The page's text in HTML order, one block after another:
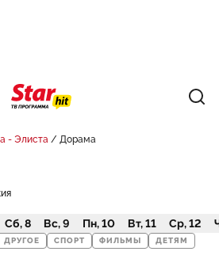
- Элиста Дорама
Сб, 8 Вс, 9 Пн, 10 Вт, 11 Ср, 12
ДРУГОЕ СПОРТ ФИЛЬМЫ ДЕТЯМ